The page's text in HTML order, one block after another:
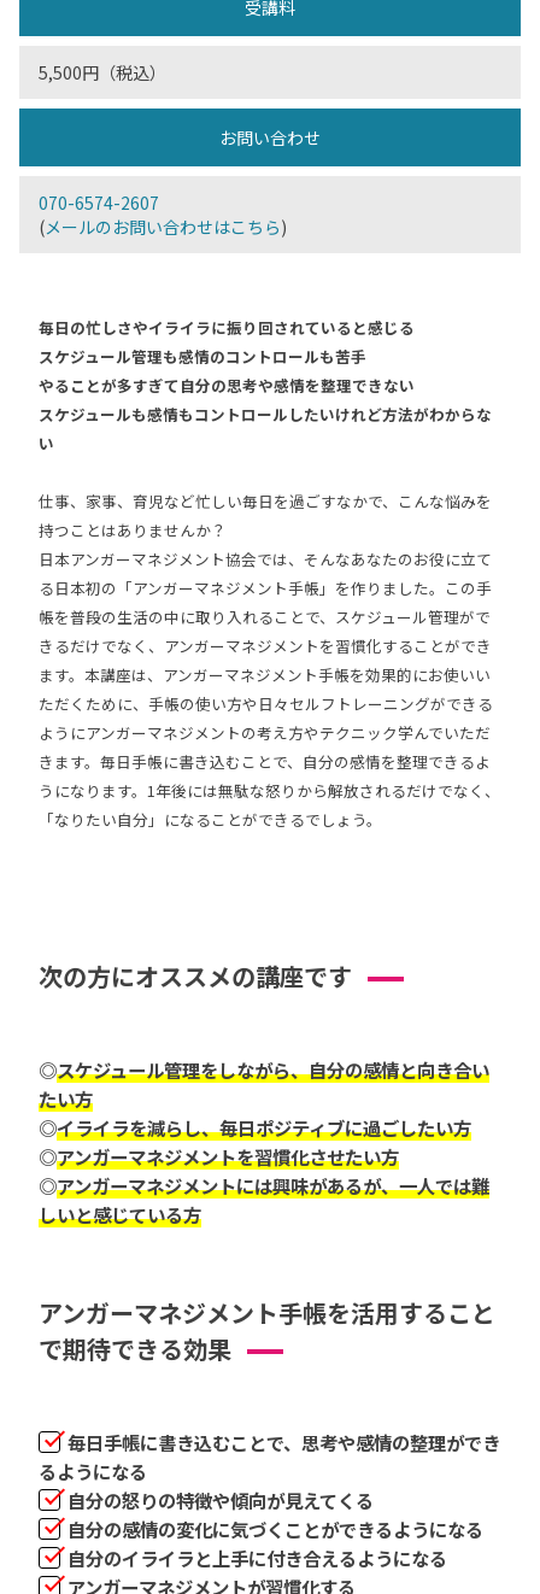
受講料
5,500円（税込）
お問い合わせ
070-6574-2607
(メールのお問い合わせはこちら)
毎日の忙しさやイライラに振り回されていると感じる
スケジュール管理も感情のコントロールも苦手
やることが多すぎて自分の思考や感情を整理できない
スケジュールも感情もコントロールしたいけれど方法がわからな
い
仕事、家事、育児など忙しい毎日を過ごすなかで、こんな悩みを
持つことはありませんか？
日本アンガーマネジメント協会では、そんなあなたのお役に立て
る日本初の「アンガーマネジメント手帳」を作りました。この手
帳を普段の生活の中に取り入れることで、スケジュール管理がで
きるだけでなく、アンガーマネジメントを習慣化することができ
ます。本講座は、アンガーマネジメント手帳を効果的にお使いい
ただくために、手帳の使い方や日々セルフトレーニングができる
ようにアンガーマネジメントの考え方やテクニック学んでいただ
きます。毎日手帳に書き込むことで、自分の感情を整理できるよ
うになります。1年後には無駄な怒りから解放されるだけでなく、
「なりたい自分」になることができるでしょう。
次の方にオススメの講座です
◎スケジュール管理をしながら、自分の感情と向き合い
たい方
◎イライラを減らし、毎日ポジティブに過ごしたい方
◎アンガーマネジメントを習慣化させたい方
◎アンガーマネジメントには興味があるが、一人では難
しいと感じている方
アンガーマネジメント手帳を活用すること
で期待できる効果
毎日手帳に書き込むことで、思考や感情の整理ができ
るようになる
自分の怒りの特徴や傾向が見えてくる
自分の感情の変化に気づくことができるようになる
自分のイライラと上手に付き合えるようになる
アンガーマネジメントが習慣化する